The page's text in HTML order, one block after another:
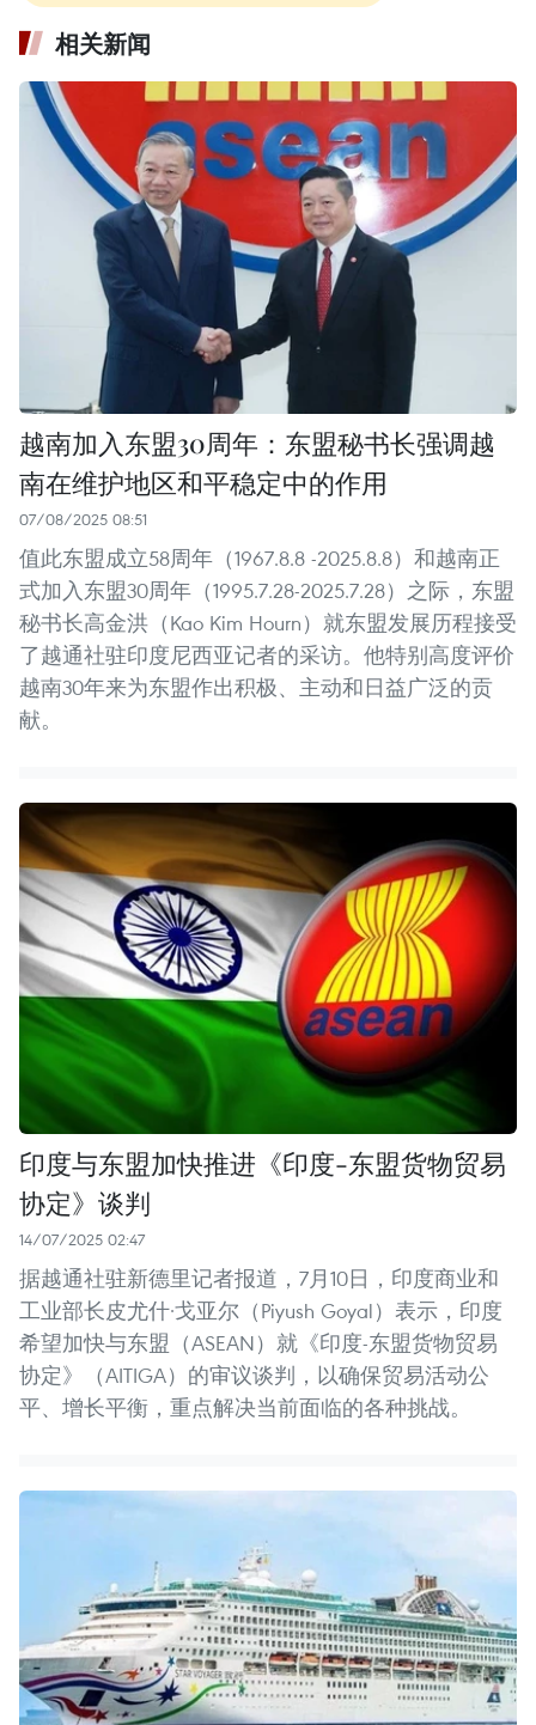
相关新闻
越南加入东盟30周年：东盟秘书长强调越
南在维护地区和平稳定中的作用
07/08/2025 08:51
值此东盟成立58周年（1967.8.8 -2025.8.8）和越南正
式加入东盟30周年（1995.7.28-2025.7.28）之际，东盟
秘书长高金洪（Kao Kim Hourn）就东盟发展历程接受
了越通社驻印度尼西亚记者的采访。他特别高度评价
越南30年来为东盟作出积极、主动和日益广泛的贡
献。
印度与东盟加快推进《印度-东盟货物贸易
协定》谈判
14/07/2025 02:47
据越通社驻新德里记者报道，7月10日，印度商业和
工业部长皮尤什·戈亚尔（Piyush Goyal）表示，印度
希望加快与东盟（ASEAN）就《印度-东盟货物贸易
协定》（AITIGA）的审议谈判，以确保贸易活动公
平、增长平衡，重点解决当前面临的各种挑战。